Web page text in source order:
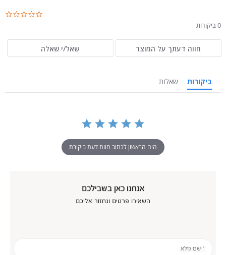
0 ביקורות
חווה דעתך על המוצר שאל/י שאלה
ביקורות שאלות
היה הראשון לכתוב חוות דעת ביקורת
אנחנו כאן בשבילכם
השאירו פרטים ונחזור אליכם
* שם מלא